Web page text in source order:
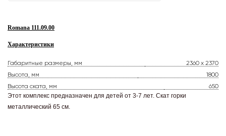
Romana 111.09.00
Характеристики
Габаритные размеры, мм
2360 x 2370
Высота, мм
1800
Высота ската, мм
650
Этот комплекс предназначен для детей от 3-7 лет. Скат горки
металлический 65 см.